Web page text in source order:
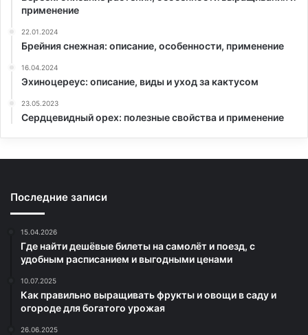
применение
22.01.2024
Брейния снежная: описание, особенности, применение
16.04.2024
Эхиноцереус: описание, виды и уход за кактусом
23.05.2023
Сердцевидный орех: полезные свойства и применение
Последние записи
15.04.2026
Где найти дешёвые билеты на самолёт и поезд, с
удобным расписанием и выгодными ценами
10.07.2025
Как правильно выращивать фрукты и овощи в саду и
огороде для богатого урожая
26.06.2025